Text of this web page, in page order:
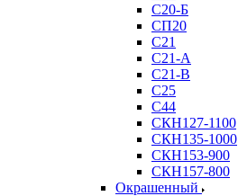
С20-Б
СП20
С21
С21-А
С21-В
С25
С44
СКН127-1100
СКН135-1000
СКН153-900
СКН157-800
Окрашенный